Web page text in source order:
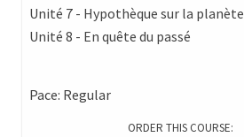
Unité 7 - Hypothèque sur la planète
Unité 8 - En quête du passé
Pace: Regular
ORDER THIS COURSE: